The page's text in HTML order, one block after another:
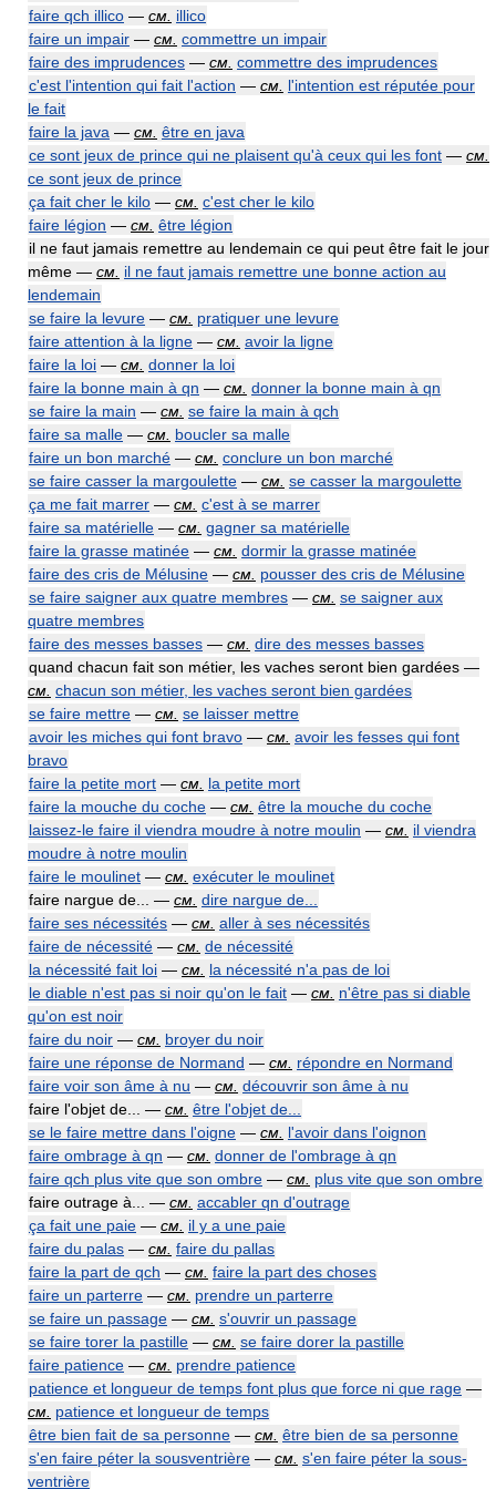
faire qch illico — см. illico
faire un impair — см. commettre un impair
faire des imprudences — см. commettre des imprudences
c'est l'intention qui fait l'action — см. l'intention est réputée pour
le fait
faire la java — см. être en java
ce sont jeux de prince qui ne plaisent qu'à ceux qui les font — см.
ce sont jeux de prince
ça fait cher le kilo — см. c'est cher le kilo
faire légion — см. être légion
il ne faut jamais remettre au lendemain ce qui peut être fait le jour
même — см. il ne faut jamais remettre une bonne action au
lendemain
se faire la levure — см. pratiquer une levure
faire attention à la ligne — см. avoir la ligne
faire la loi — см. donner la loi
faire la bonne main à qn — см. donner la bonne main à qn
se faire la main — см. se faire la main à qch
faire sa malle — см. boucler sa malle
faire un bon marché — см. conclure un bon marché
se faire casser la margoulette — см. se casser la margoulette
ça me fait marrer — см. c'est à se marrer
faire sa matérielle — см. gagner sa matérielle
faire la grasse matinée — см. dormir la grasse matinée
faire des cris de Mélusine — см. pousser des cris de Mélusine
se faire saigner aux quatre membres — см. se saigner aux
quatre membres
faire des messes basses — см. dire des messes basses
quand chacun fait son métier, les vaches seront bien gardées —
см. chacun son métier, les vaches seront bien gardées
se faire mettre — см. se laisser mettre
avoir les miches qui font bravo — см. avoir les fesses qui font
bravo
faire la petite mort — см. la petite mort
faire la mouche du coche — см. être la mouche du coche
laissez-le faire il viendra moudre à notre moulin — см. il viendra
moudre à notre moulin
faire le moulinet — см. exécuter le moulinet
faire nargue de... — см. dire nargue de...
faire ses nécessités — см. aller à ses nécessités
faire de nécessité — см. de nécessité
la nécessité fait loi — см. la nécessité n'a pas de loi
le diable n'est pas si noir qu'on le fait — см. n'être pas si diable
qu'on est noir
faire du noir — см. broyer du noir
faire une réponse de Normand — см. répondre en Normand
faire voir son âme à nu — см. découvrir son âme à nu
faire l'objet de... — см. être l'objet de...
se le faire mettre dans l'oigne — см. l'avoir dans l'oignon
faire ombrage à qn — см. donner de l'ombrage à qn
faire qch plus vite que son ombre — см. plus vite que son ombre
faire outrage à... — см. accabler qn d'outrage
ça fait une paie — см. il y a une paie
faire du palas — см. faire du pallas
faire la part de qch — см. faire la part des choses
faire un parterre — см. prendre un parterre
se faire un passage — см. s'ouvrir un passage
se faire torer la pastille — см. se faire dorer la pastille
faire patience — см. prendre patience
patience et longueur de temps font plus que force ni que rage —
см. patience et longueur de temps
être bien fait de sa personne — см. être bien de sa personne
s'en faire péter la sousventrière — см. s'en faire péter la sous-
ventrière